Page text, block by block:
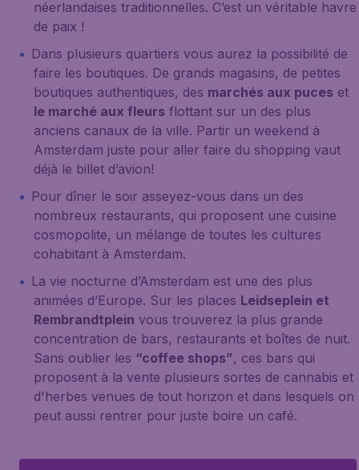
néerlandaises traditionnelles. C’est un véritable havre
de paix !
Dans plusieurs quartiers vous aurez la possibilité de
faire les boutiques. De grands magasins, de petites
boutiques authentiques, des marchés aux puces et
le marché aux fleurs flottant sur un des plus
anciens canaux de la ville. Partir un weekend à
Amsterdam juste pour aller faire du shopping vaut
déjà le billet d’avion!
Pour dîner le soir asseyez-vous dans un des
nombreux restaurants, qui proposent une cuisine
cosmopolite, un mélange de toutes les cultures
cohabitant à Amsterdam.
La vie nocturne d’Amsterdam est une des plus
animées d’Europe. Sur les places Leidseplein et
Rembrandtplein vous trouverez la plus grande
concentration de bars, restaurants et boîtes de nuit.
Sans oublier les “coffee shops”, ces bars qui
proposent à la vente plusieurs sortes de cannabis et
d'herbes venues de tout horizon et dans lesquels on
peut aussi rentrer pour juste boire un café.